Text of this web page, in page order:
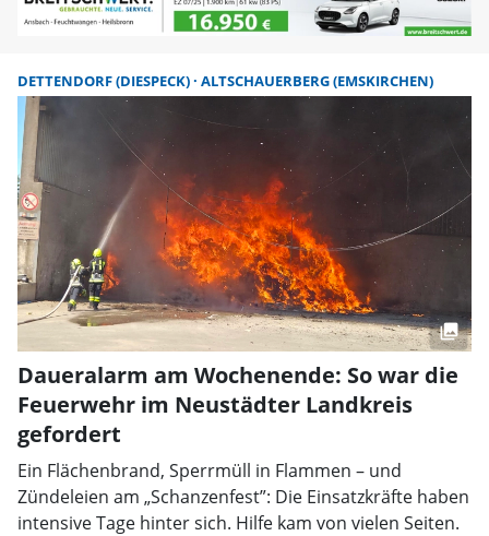
DETTENDORF (DIESPECK) ALTSCHAUERBERG (EMSKIRCHEN)
Daueralarm am Wochenende: So war die
Feuerwehr im Neustädter Landkreis
gefordert
Ein Flächenbrand, Sperrmüll in Flammen – und
Zündeleien am „Schanzenfest”: Die Einsatzkräfte haben
intensive Tage hinter sich. Hilfe kam von vielen Seiten.